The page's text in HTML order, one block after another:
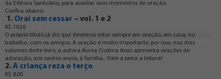
da Editora Santuário, para auxiliar seus momentos de oração.
Confira abaixo:
1. Orai sem cessar – vol. 1 e 2
R$ 10,50
O próprio título já diz que devemos estar sempre em oração, em casa, no
trabalho, com os amigos. A oração é muito importante, por isso, nos dois
volumes deste livro, a autora Áurea Cristina Assis apresenta orações de
adoração, aos santos anjos, à família... Vale a pena a leitura!
2.A criança reza o terço
R$ 8,00